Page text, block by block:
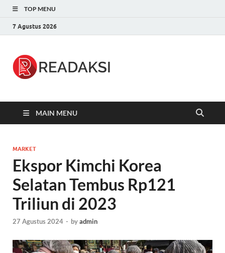
TOP MENU
7 Agustus 2026
MAIN MENU
MARKET
Ekspor Kimchi Korea
Selatan Tembus Rp121
Triliun di 2023
27 Agustus 2024 - byadmin